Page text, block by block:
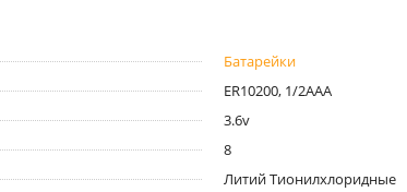
Батарейки
ER10200, 1/2AAA
3.6v
8
Литий Тионилхлоридные